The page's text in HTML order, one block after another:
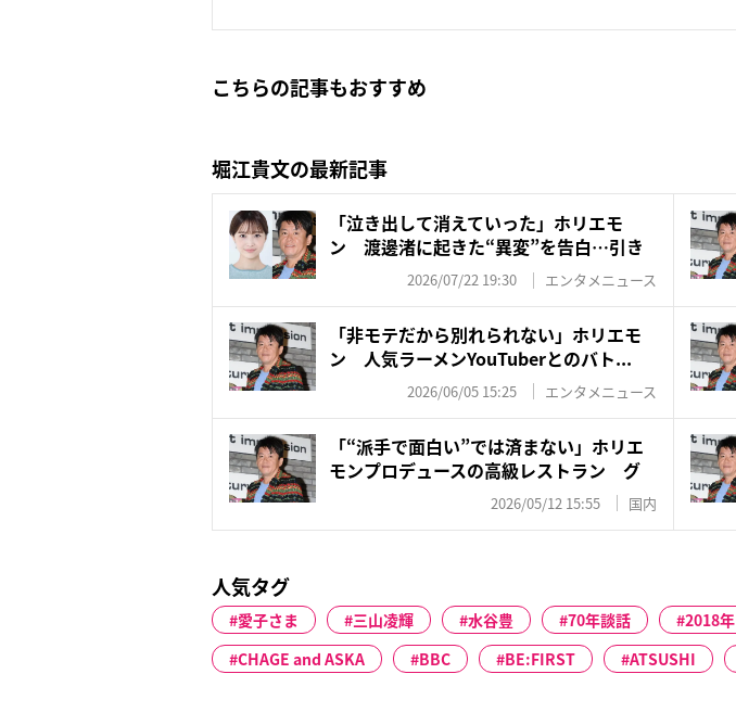
こちらの記事もおすすめ
堀江貴文の最新記事
「泣き出して消えていった」ホリエモ
ン 渡邊渚に起きた“異変”を告白…引き
2026/07/22 19:30 エンタメニュース
「非モテだから別れられない」ホリエモ
ン 人気ラーメンYouTuberとのバト...
2026/06/05 15:25 エンタメニュース
「“派手で面白い”では済まない」ホリエ
モンプロデュースの高級レストラン グ
2026/05/12 15:55 国内
人気タグ
愛子さま 三山凌輝 水谷豊 70年談話 2018年
CHAGE and ASKA
BBC BE:FIRST ATSUSHI